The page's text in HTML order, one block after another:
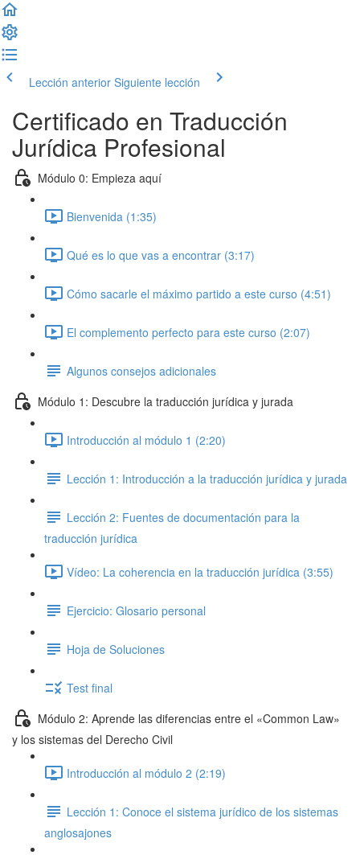
Lección anterior Siguiente lección
Certificado en Traducción
Jurídica Profesional
Módulo 0: Empieza aquí
Bienvenida (1:35)
Qué es lo que vas a encontrar (3:17)
Cómo sacarle el máximo partido a este curso (4:51)
El complemento perfecto para este curso (2:07)
Algunos consejos adicionales
Módulo 1: Descubre la traducción jurídica y jurada
Introducción al módulo 1 (2:20)
Lección 1: Introducción a la traducción jurídica y jurada
Lección 2: Fuentes de documentación para la
traducción jurídica
Vídeo: La coherencia en la traducción jurídica (3:55)
Ejercicio: Glosario personal
Hoja de Soluciones
Test final
Módulo 2: Aprende las diferencias entre el «Common Law»
y los sistemas del Derecho Civil
Introducción al módulo 2 (2:19)
Lección 1: Conoce el sistema jurídico de los sistemas
anglosajones